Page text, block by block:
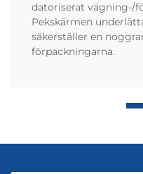
datoriserat vägning-/
Pekskärmen
säkerställer en
förpackningarna.